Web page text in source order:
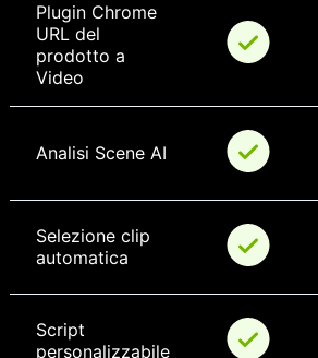
Plugin Chrome
URL del
prodotto a
Video
Analisi Scene AI
Selezione clip
automatica
Script
personalizzabile